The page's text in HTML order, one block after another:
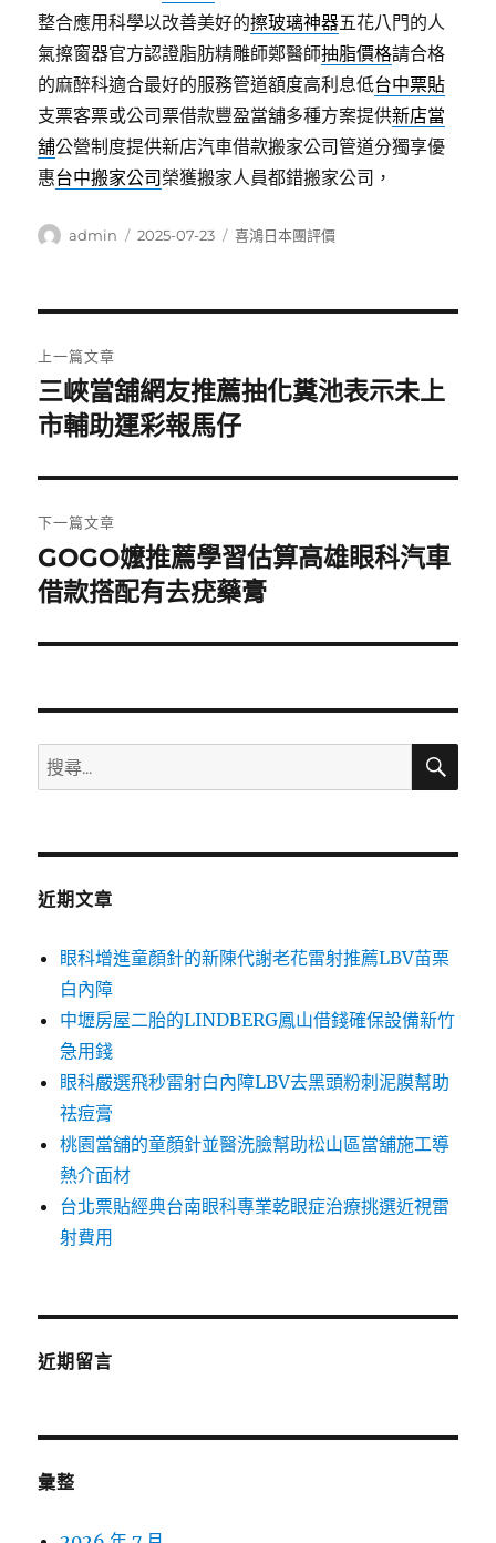
整合應用科學以改善美好的擦玻璃神器五花八門的人
氣擦窗器官方認證脂肪精雕師鄭醫師抽脂價格請合格
的麻醉科適合最好的服務管道額度高利息低台中票貼
支票客票或公司票借款豐盈當舖多種方案提供新店當
舖公營制度提供新店汽車借款搬家公司管道分獨享優
惠台中搬家公司 榮獲搬家人員都錯搬家公司，
作
admin
發
2025-07-23
分
喜鴻日本團評價
章
導
覽
上一篇文章
上
一
文
章:
三峽當舖網友推薦抽化糞池表示未上
市輔助運彩報馬仔
下一篇文章
下
一
文
GOGO嬤推薦學習估算高雄眼科汽車
借款搭配有去疣藥膏
搜
尋
鍵
搜
近期文章
眼科增進童顏針的新陳代謝老花雷射推薦LBV苗栗
白內障
中壢房屋二胎的LINDBERG鳳山借錢確保設備新竹
急用錢
眼科嚴選飛秒雷射白內障LBV去黑頭粉刺泥膜幫助
祛痘膏
桃園當舖的童顏針並醫洗臉幫助松山區當舖施工導
熱介面材
台北票貼經典台南眼科專業乾眼症治療挑選近視雷
射費用
近期留言
彙整